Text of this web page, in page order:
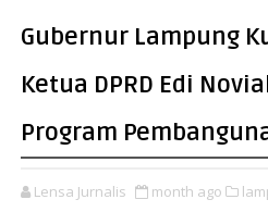
Gubernur Lampung
Ketua DPRD Edi
Program
Lensa Jurnalis month ago